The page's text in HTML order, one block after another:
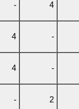
4
-
-
4
-
4
2
-